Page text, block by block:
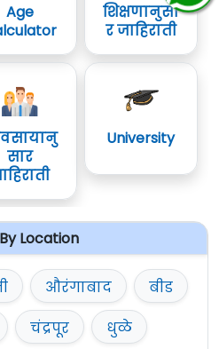
Age
शिक्षणानुसा
र जाहिराती
सार
University
Location
औरंगाबाद
बीड
चंद्रपूर
धुळे